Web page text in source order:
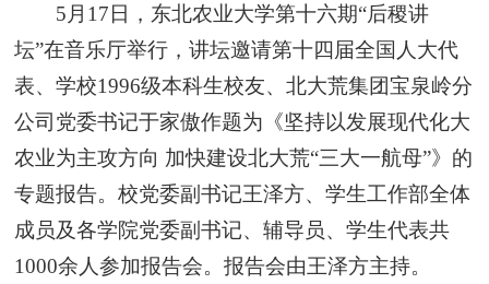
5月17日，东北农业大学第十六期“后稷讲
坛”在音乐厅举行，讲坛邀请第十四届全国人大代
表、学校1996级本科生校友、北大荒集团宝泉岭分
公司党委书记于家傲作题为《坚持以发展现代化大
农业为主攻方向 加快建设北大荒“三大一航母”》的
专题报告。校党委副书记王泽方、学生工作部全体
成员及各学院党委副书记、辅导员、学生代表共
1000余人参加报告会。报告会由王泽方主持。